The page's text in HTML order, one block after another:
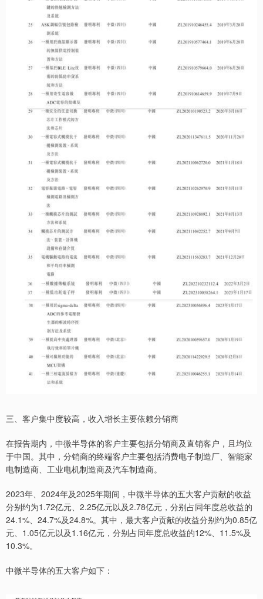
三、客户集中度较高，收入增长主要依赖分销商
在报告期内，中微半导体的客户主要包括分销商及直销客户，且均位
于中国。其中，分销商的终端客户主要包括消费电子制造厂、智能家
电制造商、工业电机制造商及汽车制造商。
2023年、2024年及2025年期间，中微半导体的五大客户贡献的收益
分别约为1.72亿元、2.25亿元以及2.78亿元，分别占同年度总收益的
24.1%、24.7%及24.8%。其中，最大客户贡献的收益分别约为0.85亿
元、1.05亿元以及1.16亿元，分别占同年度总收益的12%、11.5%及
10.3%。
中微半导体的五大客户如下：